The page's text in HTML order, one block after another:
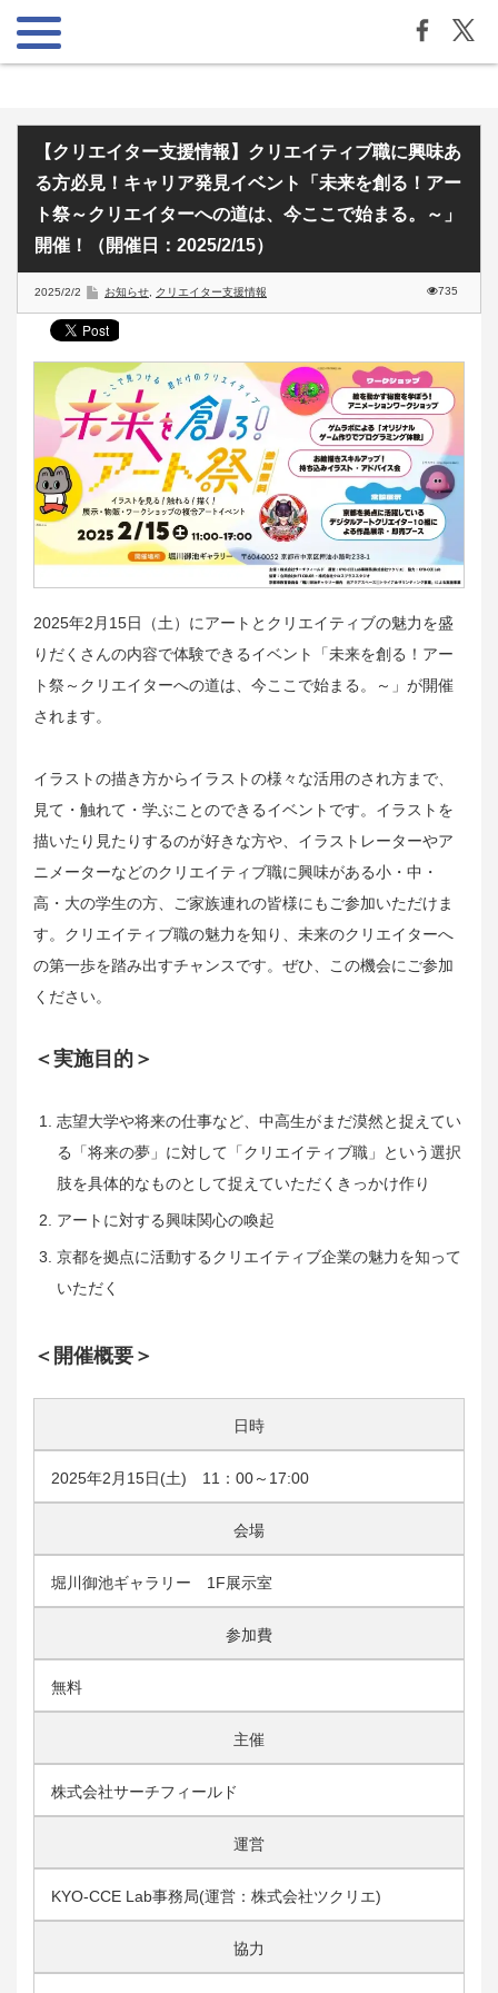
【クリエイター支援情報】クリエイティブ職に興味あ
る方必見！キャリア発見イベント「未来を創る！アー
ト祭～クリエイターへの道は、今ここで始まる。～」
開催！（開催日：2025/2/15）
2025/2/2 お知らせ クリエイター支援情報 735
2025年2月15日（土）にアートとクリエイティブの魅力を盛
りだくさんの内容で体験できるイベント「未来を創る！アー
ト祭～クリエイターへの道は、今ここで始まる。～」が開催
されます。
イラストの描き方からイラストの様々な活用のされ方まで、
見て・触れて・学ぶことのできるイベントです。イラストを
描いたり見たりするのが好きな方や、イラストレーターやア
ニメーターなどのクリエイティブ職に興味がある小・中・
高・大の学生の方、ご家族連れの皆様にもご参加いただけま
す。クリエイティブ職の魅力を知り、未来のクリエイターへ
の第一歩を踏み出すチャンスです。ぜひ、この機会にご参加
ください。
＜実施目的＞
志望大学や将来の仕事など、中高生がまだ漠然と捉えてい
る「将来の夢」に対して「クリエイティブ職」という選択
肢を具体的なものとして捉えていただくきっかけ作り
アートに対する興味関心の喚起
京都を拠点に活動するクリエイティブ企業の魅力を知って
いただく
＜開催概要＞
日時
2025年2月15日(土) 11：00～17:00
会場
堀川御池ギャラリー 1F展示室
参加費
無料
主催
株式会社サーチフィールド
運営
KYO-CCE Lab事務局(運営：株式会社ツクリエ)
協力